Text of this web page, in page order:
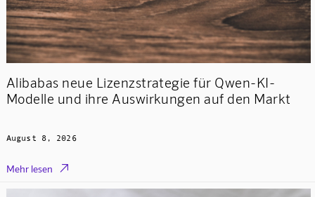
Alibabas neue Lizenzstrategie für Qwen-KI-
Modelle und ihre Auswirkungen auf den Markt
August 8, 2026
Mehr lesen 